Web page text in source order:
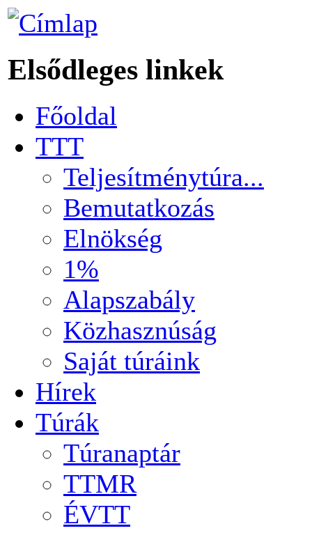
Elsődleges linkek
Főoldal
TTT
Teljesítménytúra...
Bemutatkozás
Elnökség
1%
Alapszabály
Közhasznúság
Saját túráink
Hírek
Túrák
Túranaptár
TTMR
ÉVTT